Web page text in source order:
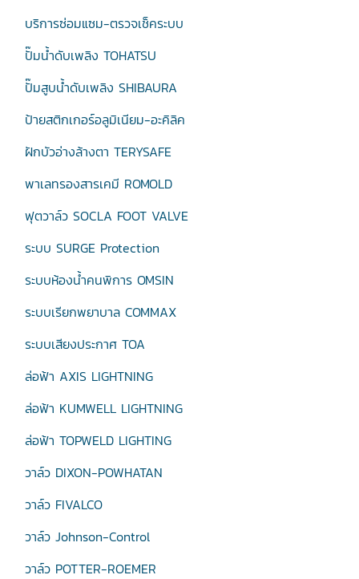
บริการซ่อมแซม-ตรวจเช็คระบบ
ปั๊มน้ำดับเพลิง TOHATSU
ปั๊มสูบน้ำดับเพลิง SHIBAURA
ป้ายสติกเกอร์อลูมิเนียม-อะคิลิค
ฝักบัวอ่างล้างตา TERYSAFE
พาเลทรองสารเคมี ROMOLD
ฟุตวาล์ว SOCLA FOOT VALVE
ระบบ SURGE Protection
ระบบห้องน้ำคนพิการ OMSIN
ระบบเรียกพยาบาล COMMAX
ระบบเสียงประกาศ TOA
ล่อฟ้า AXIS LIGHTNING
ล่อฟ้า KUMWELL LIGHTNING
ล่อฟ้า TOPWELD LIGHTING
วาล์ว DIXON-POWHATAN
วาล์ว FIVALCO
วาล์ว Johnson-Control
วาล์ว POTTER-ROEMER